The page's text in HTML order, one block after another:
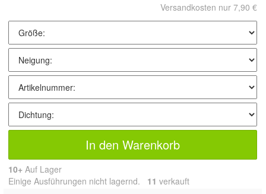
Versandkosten nur 7,90 €
In den Warenkorb
10+ Auf Lager
Einige Ausführungen nicht lagernd. 11 verkauft